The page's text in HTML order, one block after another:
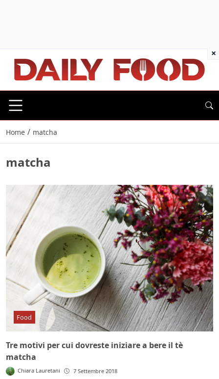
Home / matcha
matcha
Food
Tre motivi per cui dovreste iniziare a bere il tè
matcha
Chiara Lauretani 7 Settembre 2018
×